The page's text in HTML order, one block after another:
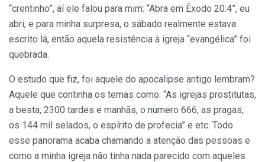
“crentinho”, aí ele falou para mim: “Abra em Êxodo 20:4”, eu
abri, e para minha surpresa, o sábado realmente estava
escrito lá, então aquela resistência à igreja “evangélica” foi
quebrada.
O estudo que fiz, foi aquele do apocalipse antigo lembram?
Aquele que continha os temas como: “As igrejas prostitutas,
a besta, 2300 tardes e manhãs, o numero 666, as pragas,
os 144 mil selados, o espírito de profecia” e etc. Todo
esse panorama acaba chamando a atenção das pessoas e
como a minha igreja não tinha nada parecido com aqueles